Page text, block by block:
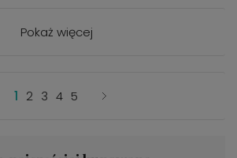
Pokaż więcej
1 2 3 4 5